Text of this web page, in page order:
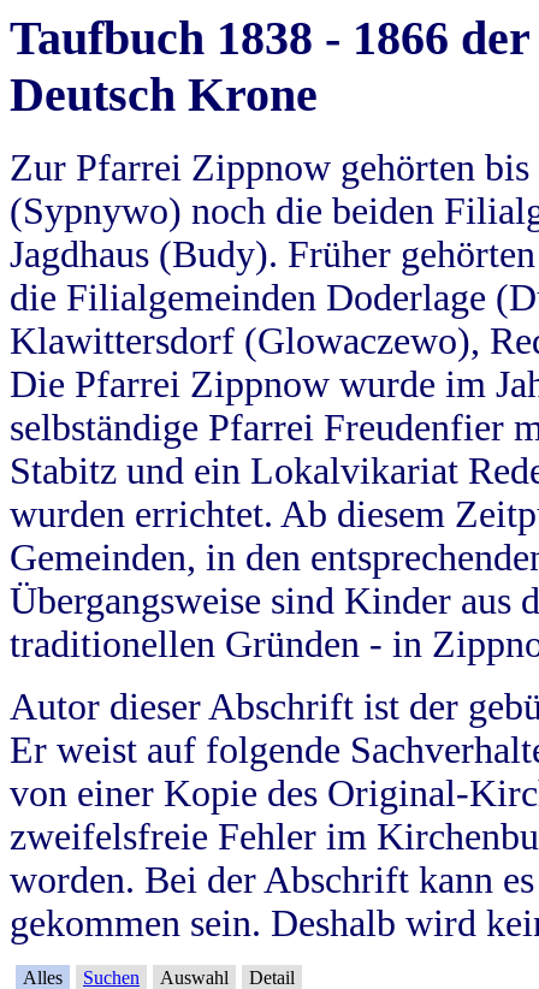
Taufbuch 1838 - 1866
Deutsch Krone
Zur Pfarrei Zippnow gehörten
(Sypnywo) noch die beiden
Jagdhaus (Budy). Früher
die Filialgemeinden Doderlage
Klawittersdorf (Glowaczewo),
Die Pfarrei Zippnow wurde im
selbständige Pfarrei Freudenfier
Stabitz und ein Lokalvikariat
wurden errichtet. Ab diesem
Gemeinden, in den
Übergangsweise sind Kinder aus
traditionellen Gründen - in
Autor dieser Abschrift ist der
Er weist auf folgende
von einer Kopie des Original-
zweifelsfreie Fehler im
worden. Bei der Abschrift kann
gekommen sein. Deshalb wird
Alles Suchen Auswahl Detail